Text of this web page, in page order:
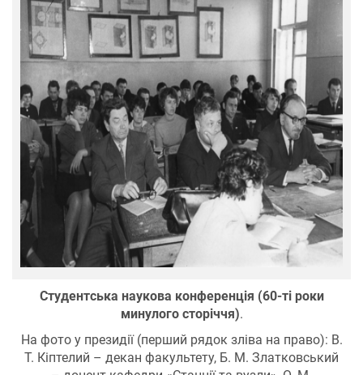
Студентська наукова конференція (60-ті роки
минулого сторіччя).
На фото у президії (перший рядок зліва на право): В.
Т. Кіптелий – декан факультету, Б. М. Златковський